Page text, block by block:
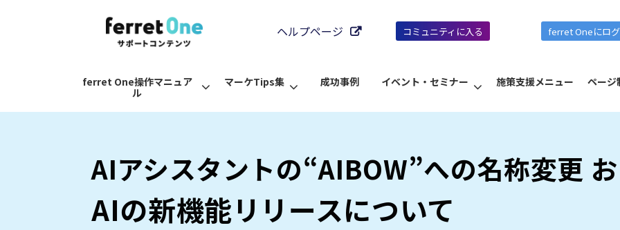
ヘルプページ コミュニティに入る ferret Oneにロ
ferret One操作マニュア
ル
マーケTips集 成功事例 イベント・セミナー 施策支援メニュー ページ
AIアシスタントの“AIBOW”への名称変更
AIの新機能リリースについて